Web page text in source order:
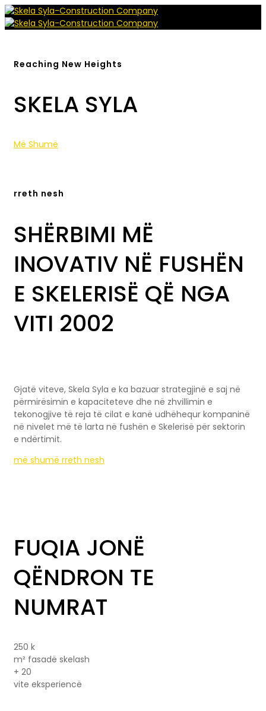
Reaching New Heights
SKELA SYLA
Më Shumë
rreth nesh
SHËRBIMI MË
INOVATIV NË FUSHËN
E SKELERISË QË NGA
VITI 2002
Gjatë viteve, Skela Syla e ka bazuar strategjinë e saj në
përmirësimin e kapaciteteve dhe në zhvillimin e
tekonogjive të reja të cilat e kanë udhëhequr kompaninë
në nivelet më të larta në fushën e Skelerisë për sektorin
e ndërtimit.
më shumë rreth nesh
FUQIA JONË
QËNDRON TE
NUMRAT
250 k
m² fasadë skelash
+ 20
vite eksperiencë